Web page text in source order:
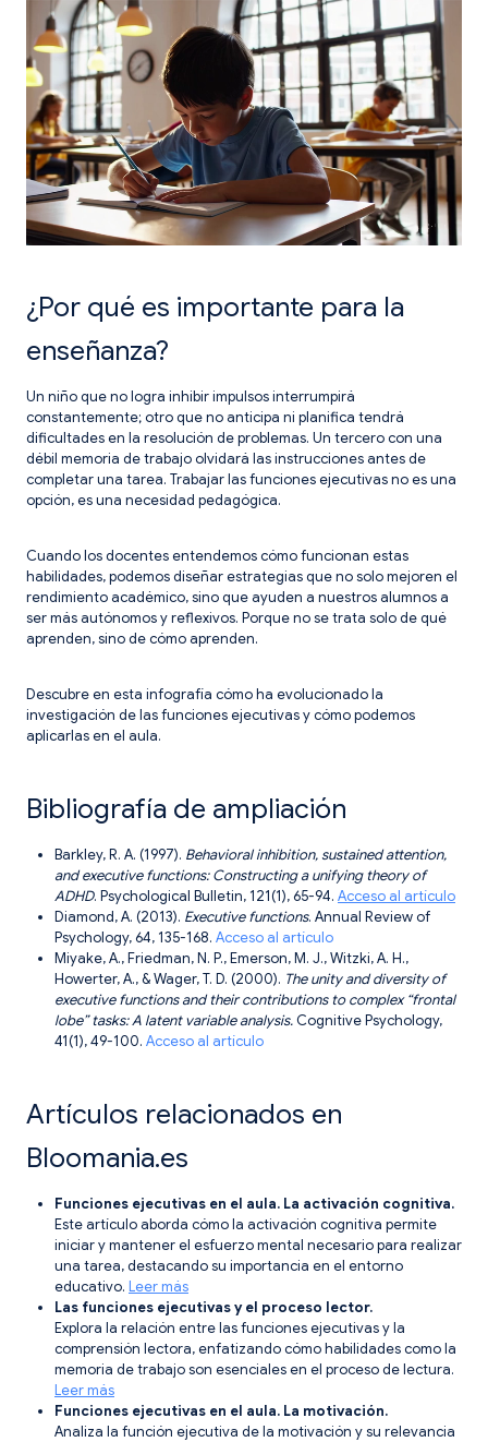
¿Por qué es importante para la
enseñanza?
Un niño que no logra inhibir impulsos interrumpirá
constantemente; otro que no anticipa ni planifica tendrá
dificultades en la resolución de problemas. Un tercero con una
débil memoria de trabajo olvidará las instrucciones antes de
completar una tarea. Trabajar las funciones ejecutivas no es una
opción, es una necesidad pedagógica.
Cuando los docentes entendemos cómo funcionan estas
habilidades, podemos diseñar estrategias que no solo mejoren el
rendimiento académico, sino que ayuden a nuestros alumnos a
ser más autónomos y reflexivos. Porque no se trata solo de qué
aprenden, sino de cómo aprenden.
Descubre en esta infografía cómo ha evolucionado la
investigación de las funciones ejecutivas y cómo podemos
aplicarlas en el aula.
Bibliografía de ampliación
Barkley, R. A. (1997). Behavioral inhibition, sustained attention,
and executive functions: Constructing a unifying theory of
ADHD. Psychological Bulletin, 121(1), 65-94. Acceso al artículo
Diamond, A. (2013). Executive functions. Annual Review of
Psychology, 64, 135-168. Acceso al artículo
Miyake, A., Friedman, N. P., Emerson, M. J., Witzki, A. H.,
Howerter, A., & Wager, T. D. (2000). The unity and diversity of
executive functions and their contributions to complex “frontal
lobe” tasks: A latent variable analysis.Cognitive Psychology,
41(1), 49-100. Acceso al artículo
Artículos relacionados en
Bloomania.es
Funciones ejecutivas en el aula. La activación cognitiva.
Este artículo aborda cómo la activación cognitiva permite
iniciar y mantener el esfuerzo mental necesario para realizar
una tarea, destacando su importancia en el entorno
educativo. Leer más
Las funciones ejecutivas y el proceso lector.
Explora la relación entre las funciones ejecutivas y la
comprensión lectora, enfatizando cómo habilidades como la
memoria de trabajo son esenciales en el proceso de lectura.
Leer más
Funciones ejecutivas en el aula. La motivación.
Analiza la función ejecutiva de la motivación y su relevancia